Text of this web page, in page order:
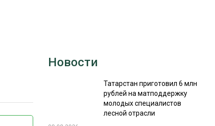
WOODEX-2021
СУШКА ДРЕВЕСИНЫ
Новости
Татарстан приготовил 6 млн
рублей на матподдержку
молодых специалистов
лесной отрасли